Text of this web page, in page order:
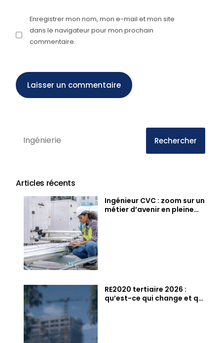
Enregistrer mon nom, mon e-mail et mon site
dans le navigateur pour mon prochain
commentaire.
Rechercher
Articles récents
Ingénieur CVC : zoom sur un
métier d’avenir en pleine
RE2020 tertiaire 2026 :
qu’est-ce qui change et qui